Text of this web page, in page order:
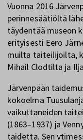
Vuonna 2016
perinnesäätiöltä
täydentää museon
erityisesti Eero
muilta taiteilijoilta,
Mihail Clodtilta ja
Järvenpään
kokoelma
vaikuttaneiden
(1863–1937) ja
taidetta. Sen